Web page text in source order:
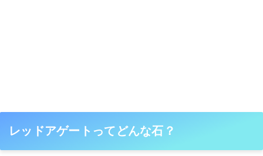
レッドアゲートってどんな石？